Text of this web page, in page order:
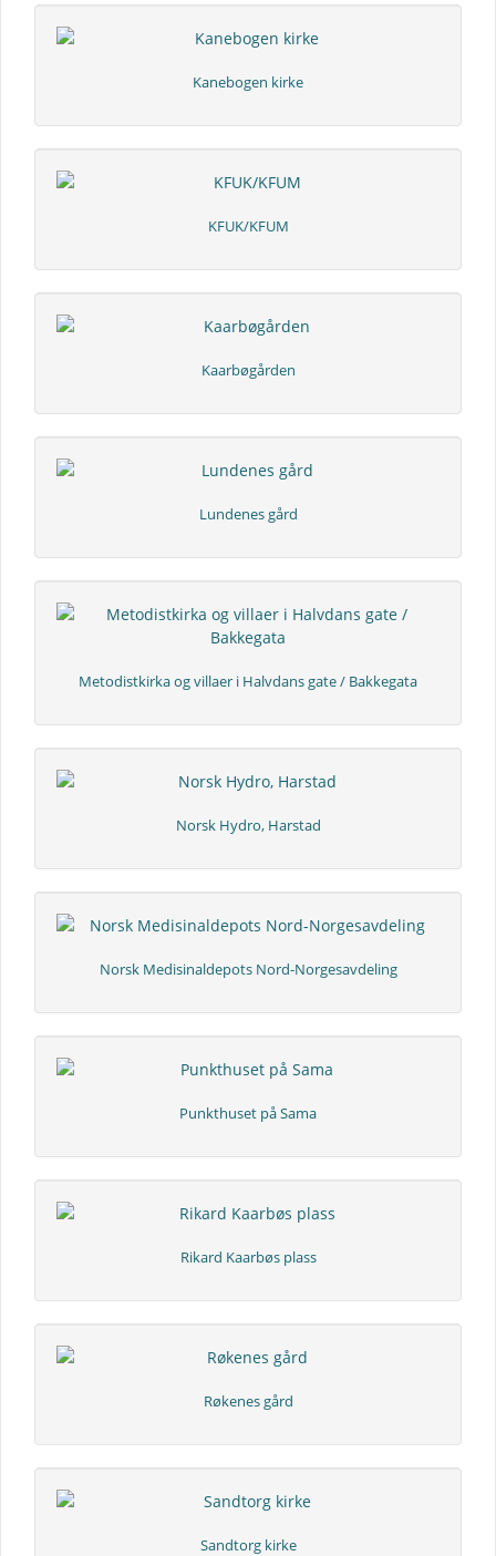
Kanebogen kirke
KFUK/KFUM
Kaarbøgården
Lundenes gård
Metodistkirka og villaer i Halvdans gate / Bakkegata
Norsk Hydro, Harstad
Norsk Medisinaldepots Nord-Norgesavdeling
Punkthuset på Sama
Rikard Kaarbøs plass
Røkenes gård
Sandtorg kirke